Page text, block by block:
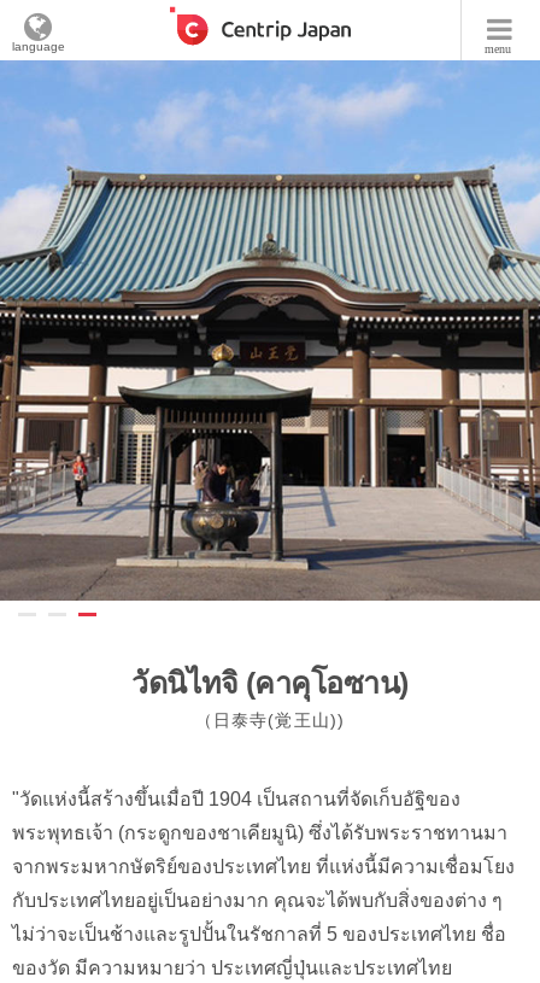
menu
language
วัดนิไทจิ (คาคุโอซาน)
（日泰寺(覚王山))
"วัดแห่งนี้สร้างขึ้นเมื่อปี 1904 เป็นสถานที่จัดเก็บอัฐิของ
พระพุทธเจ้า (กระดูกของชาเคียมูนิ) ซึ่งได้รับพระราชทานมา
จากพระมหากษัตริย์ของประเทศไทย ที่แห่งนี้มีความเชื่อมโยง
กับประเทศไทยอยู่เป็นอย่างมาก คุณจะได้พบกับสิ่งของต่าง ๆ
ไม่ว่าจะเป็นช้างและรูปปั้นในรัชกาลที่ 5 ของประเทศไทย ชื่อ
ของวัด มีความหมายว่า ประเทศญี่ปุ่นและประเทศไทย